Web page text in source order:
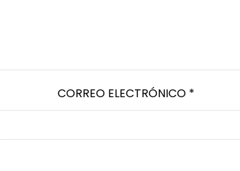
CORREO ELECTRÓNICO *